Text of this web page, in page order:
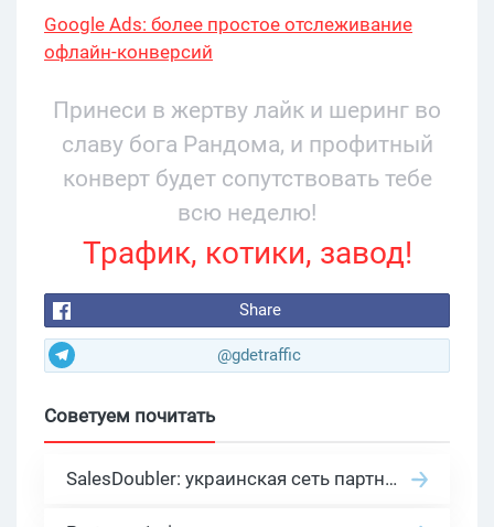
Google Ads: более простое отслеживание
офлайн-конверсий
Принеси в жертву лайк и шеринг во
славу бога Рандома, и профитный
конверт будет сопутствовать тебе
всю неделю!
Трафик, котики, завод!
Share
@gdetraffic
Советуем почитать
SalesDoubler: украинская сеть партнерских программ с оплатой за действие